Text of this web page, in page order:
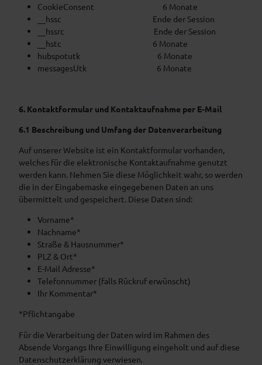
CookieConsent 6 Monate
__hssc Ende der Session
__hssrc Ende der Session
__hstc 6 Monate
hubspotutk 6 Monate
messagesUtk 6 Monate
6. Kontaktformular und Kontaktaufnahme per E-Mail
6.1 Beschreibung und Umfang der Datenverarbeitung
Auf unserer Website ist ein Kontaktformular vorhanden,
welches für die elektronische Kontaktaufnahme genutzt
werden kann. Nehmen Sie diese Möglichkeit wahr, so werden
die in der Eingabemaske eingegebenen Daten an uns
übermittelt und gespeichert. Diese Daten sind:
Vorname*
Nachname*
Straße & Hausnummer*
PLZ & Ort*
E-Mail Adresse*
Telefonnummer (falls Rückruf erwünscht)
Ihr Kommentar*
*Pflichtangabe
Für die Verarbeitung der Daten wird im Rahmen des
Absende Vorgangs Ihre Einwilligung eingeholt und auf diese
Datenschutzerklärung verwiesen.